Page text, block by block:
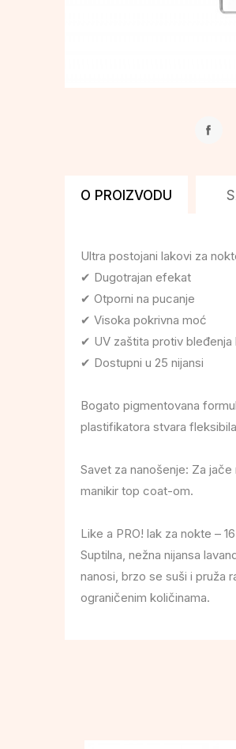
O PROIZVODU
Ultra postojani lakovi za
✔ Dugotrajan efekat
✔ Otporni na pucanje
✔ Visoka pokrivna moć
✔ UV zaštita protiv bleđenja
✔ Dostupni u 25 nijansi
Bogato pigmentovana
plastifikatora stvara
Savet za nanošenje: Za
manikir top coat-om.
Like a PRO! lak za nokte –
Suptilna, nežna nijansa
nanosi, brzo se suši i pruža
ograničenim količinama.